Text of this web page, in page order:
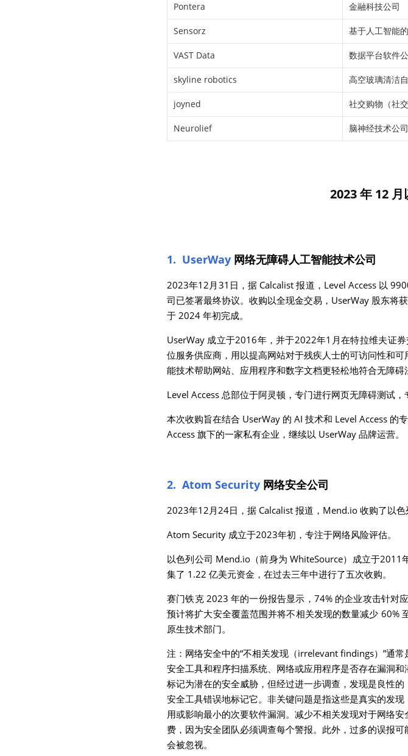
Pontera 金融科技公司
Sensorz 基于人工智能
VAST Data 数据平台软件
skyline robotics 高空玻璃清洁
joyned 社交购物（社
Neurolief 脑神经技术公司
2023 年 12
1.  UserWay 网络无障碍人工智能技术公司
2023年12月31日，据 Calcalist 报道，Level Access 以
司已签署最终协议。收购以全现金交易，UserWay 股东将
于 2024 年初完成。
UserWay 成立于2016年，并于2022年1月在特拉维夫证
位服务供应商，用以提高网站对于残疾人士的可访问性和
能技术帮助网站、应用程序和数字文档更轻松地符合无障碍
Level Access 总部位于阿灵顿，专门进行网页无障碍测试，
本次收购旨在结合 UserWay 的 AI 技术和 Level Access 的
Access 旗下的一家私有企业，继续以 UserWay 品牌运营。
2.  Atom Security 网络安全公司
2023年12月24日，据 Calcalist 报道，Mend.io 收购了以
Atom Security 成立于2023年初，专注于网络风险评估。
以色列公司 Mend.io（前身为 WhiteSource）成立于
集了 1.22 亿美元资金，在过去三年中进行了五次收购。
赛门铁克 2023 年的一份报告显示，74% 的企业攻击针对
预计将扩大安全覆盖范围并将不相关发现的数量减少
原生技术部门。
注：网络安全中的“不相关发现（irrelevant findings）”通
安全工具和程序扫描系统、网络或应用程序是否存在漏洞
标记为潜在的安全威胁，但经过进一步调查，发现是良性
安全工具错误地标记它。非关键问题是指这些是真实的发
用或影响最小的次要软件漏洞。减少不相关发现对于网络
费，因为安全团队必须调查每个警报。此外，过多的误报
会被忽视。